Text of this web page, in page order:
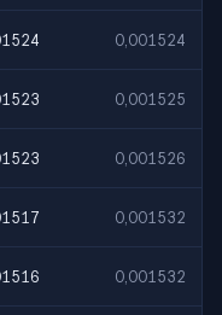
0,001524
0,001525
0,001526
0,001532
0,001532